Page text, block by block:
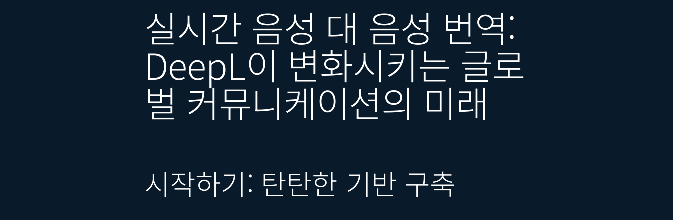
실시간 음성 대 음성 번역:
DeepL이 변화시키는 글로
벌 커뮤니케이션의 미래
시작하기: 탄탄한 기반 구축